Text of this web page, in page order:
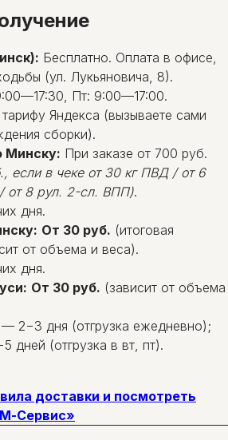
Бесплатно. Оплата в офисе,
(ул. Лукьяновича, 8).
Пт: 9:00—17:00.
Яндекса (вызываете сами
сборки).
Минску: При заказе от 700 руб.
если в чеке от 30 кг ПВД / от 6
от 8 рул. 2-сл. ВПП).
дня.
От 30 руб. (итоговая
от объема и веса).
дня.
От 30 руб. (зависит от объема
— 2−3 дня (отгрузка ежедневно);
дней (отгрузка в вт, пт).
доставки и посмотреть
Сервис»